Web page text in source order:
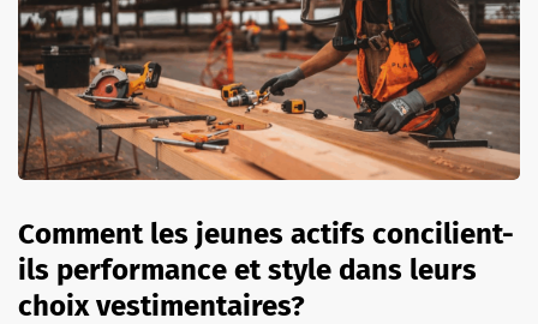
Comment les jeunes actifs concilient-
ils performance et style dans leurs
choix vestimentaires?